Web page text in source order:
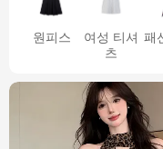
원피스
여성 티셔
츠
패